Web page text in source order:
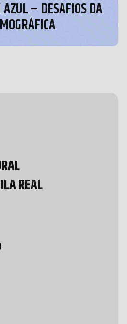
– DESAFIOS DA
REAL